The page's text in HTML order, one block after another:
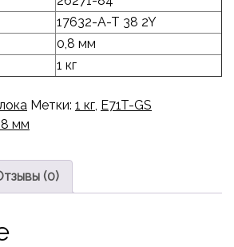
17632-A-T 38 2Y
0,8 мм
1 кг
Метки: 1 кг, E71T-GS
мм
(0)